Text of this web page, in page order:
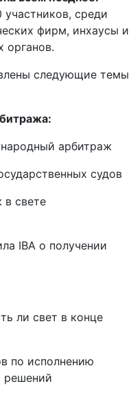
среди
фирм, инхаусы и
органов.
следующие темы
арбитраж
судов
в свете
IBA о получении
ли свет в конце
по исполнению
решений